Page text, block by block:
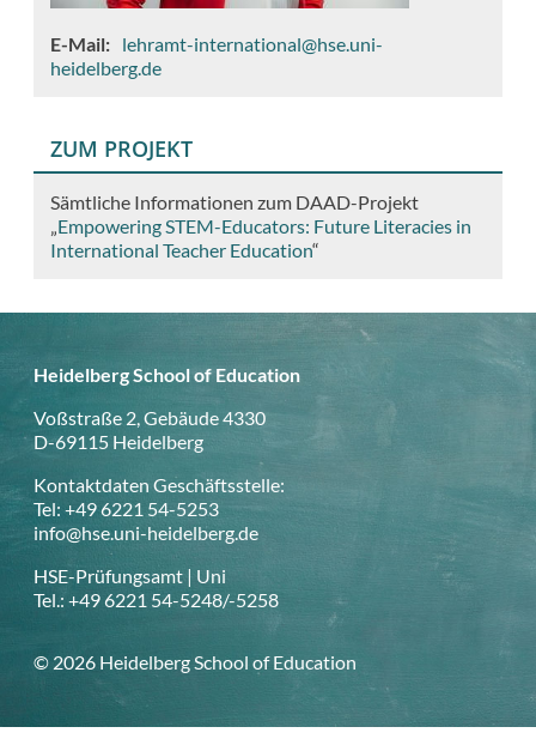
E-Mail
lehramt-international@hse.uni-
heidelberg.de
ZUM PROJEKT
Sämtliche Informationen zum DAAD-Projekt
Empowering STEM-Educators: Future Literacies in
International Teacher Education“
Heidelberg School of Education
Voßstraße 2, Gebäude 4330
D-69115 Heidelberg
Kontaktdaten Geschäftsstelle:
Tel: +49 6221 54-5253
info@hse.uni-heidelberg.de
HSE-Prüfungsamt | Uni
Tel.: +49 6221 54-5248/-5258
© 2026 Heidelberg School of Education